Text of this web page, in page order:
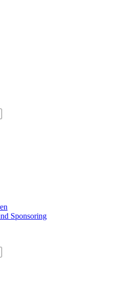
Sponsoring